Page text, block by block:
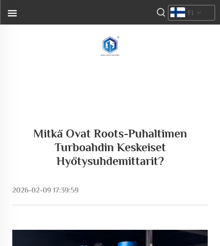
FI
Mitkä Ovat Roots-Puhaltimen
Turboahdin Keskeiset
Hyötysuhdemittarit?
2026-02-09 17:39:59